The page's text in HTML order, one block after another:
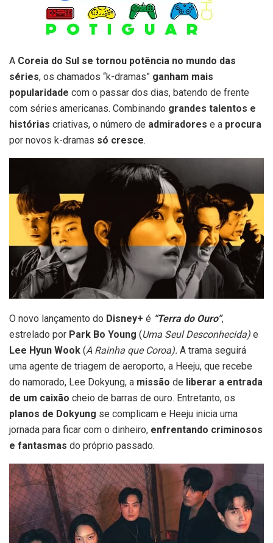
A Coreia do Sul se tornou potência no mundo das
séries, os chamados “k-dramas” ganham mais
popularidade com o passar dos dias, batendo de frente
com séries americanas. Combinando grandes talentos e
histórias criativas, o número de admiradores e a procura
por novos k-dramas só cresce.
O novo lançamento do Disney+ é “Terra do Ouro”,
estrelado por Park Bo Young (Uma Seul Desconhecida) e
Lee Hyun Wook (A Rainha que Coroa). A trama seguirá
uma agente de triagem de aeroporto, a Heeju, que recebe
do namorado, Lee Dokyung, a missão de liberar a entrada
de um caixão cheio de barras de ouro. Entretanto, os
planos de Dokyung se complicam e Heeju inicia uma
jornada para ficar com o dinheiro, enfrentando criminosos
e fantasmas do próprio passado.